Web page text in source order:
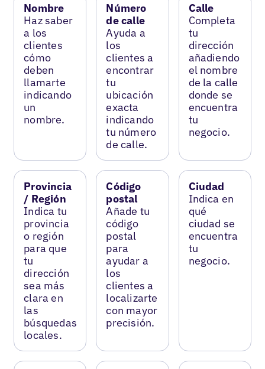
Nombre
Haz saber
a los
clientes
cómo
deben
llamarte
indicando
un
nombre.
Número
de calle
Ayuda a
los
clientes a
encontrar
tu
ubicación
exacta
indicando
tu número
de calle.
Calle
Completa
tu
dirección
añadiendo
el nombre
de la calle
donde se
encuentra
tu
negocio.
Provincia
/ Región
Indica tu
provincia
o región
para que
tu
dirección
sea más
clara en
las
búsquedas
locales.
Código
postal
Añade tu
código
postal
para
ayudar a
los
clientes a
localizarte
con mayor
precisión.
Ciudad
Indica en
qué
ciudad se
encuentra
tu
negocio.